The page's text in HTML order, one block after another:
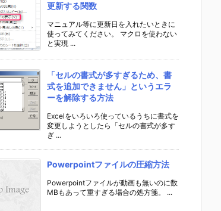
更新する関数
マニュアル等に更新日を入れたいときに
使ってみてください。 マクロを使わない
と実現 ...
「セルの書式が多すぎるため、書
式を追加できません」というエラ
ーを解除する方法
Excelをいろいろ使っているうちに書式を
変更しようとしたら「セルの書式が多す
ぎ ...
Powerpointファイルの圧縮方法
Powerpointファイルが動画も無いのに数
MBもあって重すぎる場合の処方箋。 ...